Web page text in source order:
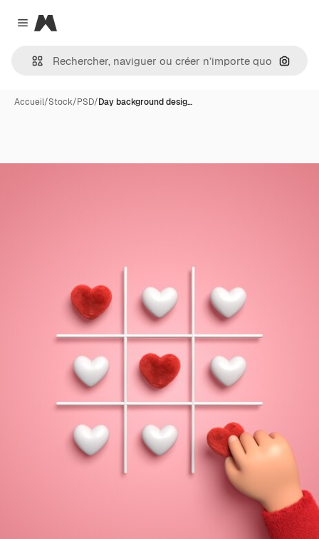
Close menu
Magnific
Accueil/Stock/PSD/Day background desig…